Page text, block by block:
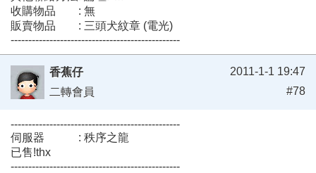
收購物品 : 無
販賣物品 : 三頭犬紋章 (電光)
------------------------------------------------
香蕉仔
二轉會員
2011-1-1 19:47
#78
------------------------------------------------
伺服器 : 秩序之龍
已售!thx
------------------------------------------------